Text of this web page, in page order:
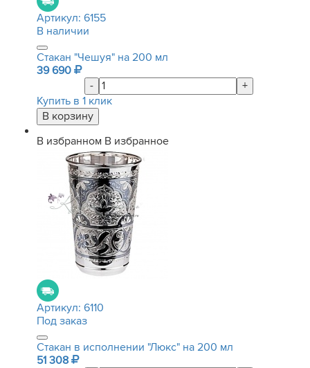
Артикул: 6155
В наличии
Стакан "Чешуя" на 200 мл
39 690
-
+
Купить в 1 клик
В избранном В избранное
Артикул: 6110
Под заказ
Стакан в исполнении "Люкс" на 200 мл
51 308